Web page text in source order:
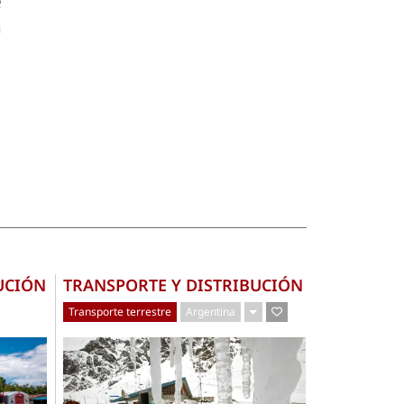
TRANSPORTE Y DISTRIBUCIÓN
Transporte terrestre Argentina